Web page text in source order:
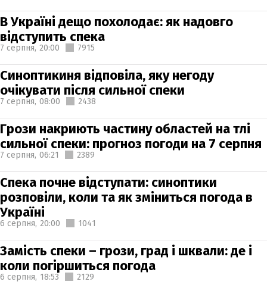
В Україні дещо похолодає: як надовго
відступить спека
7 серпня, 20:00 7915
Синоптикиня відповіла, яку негоду
очікувати після сильної спеки
7 серпня, 08:00 2438
Грози накриють частину областей на тлі
сильної спеки: прогноз погоди на 7 серпня
7 серпня, 06:21 2389
Спека почне відступати: синоптики
розповіли, коли та як зміниться погода в
Україні
6 серпня, 20:00 1041
Замість спеки – грози, град і шквали: де і
коли погіршиться погода
6 серпня, 18:53 2129